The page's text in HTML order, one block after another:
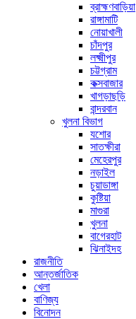
ব্রাহ্মণবাড়িয়া
রাঙ্গামাটি
নোয়াখালী
চাঁদপুর
লক্ষ্মীপুর
চট্টগ্রাম
কক্সবাজার
খাগড়াছড়ি
বান্দরবান
খুলনা বিভাগ
যশোর
সাতক্ষীরা
মেহেরপুর
নড়াইল
চুয়াডাঙ্গা
কুষ্টিয়া
মাগুরা
খুলনা
বাগেরহাট
ঝিনাইদহ
রাজনীতি
আন্তর্জাতিক
খেলা
বাণিজ্য
বিনোদন